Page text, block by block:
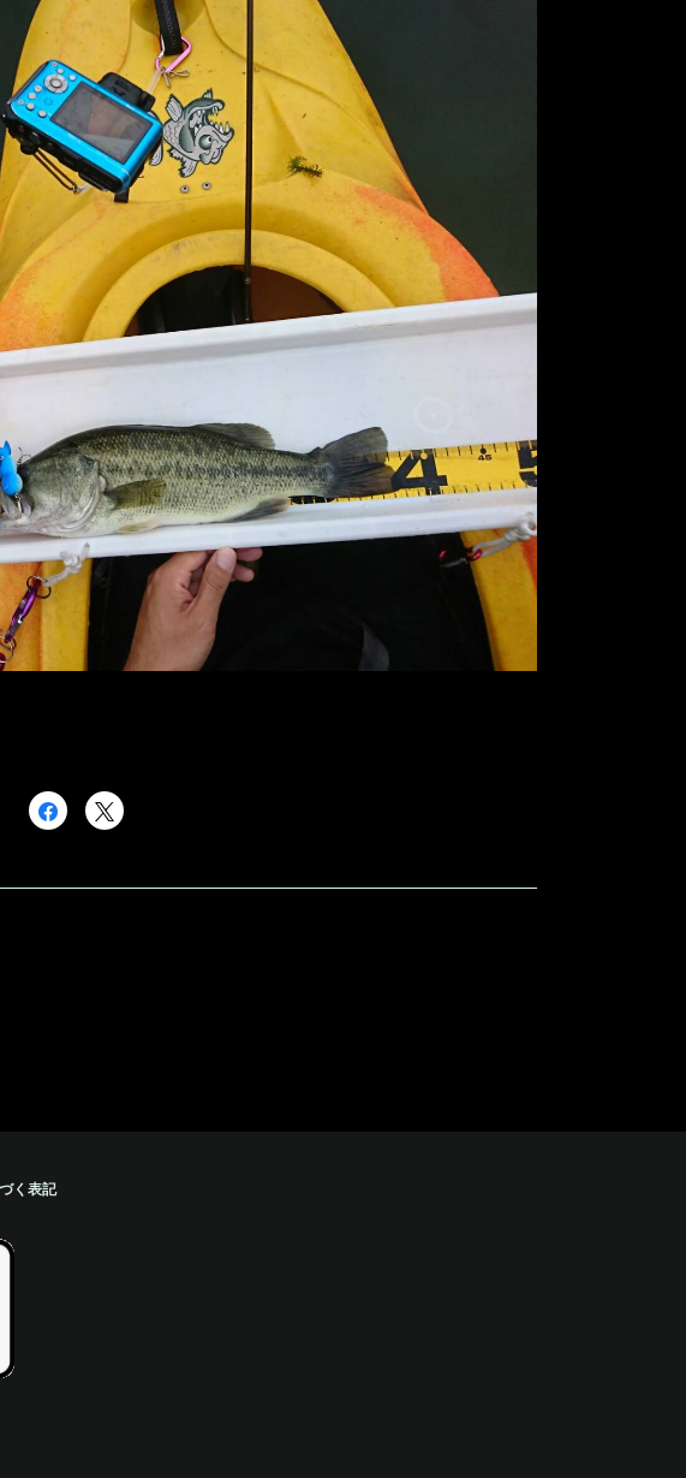
く表記